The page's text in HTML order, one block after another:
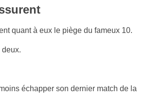
quant à eux le piège du fameux 10.
échapper son dernier match de la